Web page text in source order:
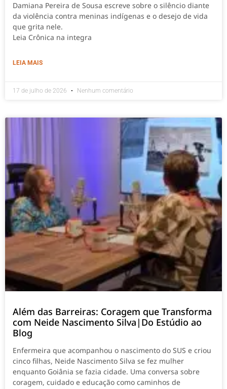
Damiana Pereira de Sousa escreve sobre o silêncio diante
da violência contra meninas indígenas e o desejo de vida
que grita nele.
Leia Crônica na integra
LEIA MAIS
17 de julho de 2026 Nenhum comentário
Além das Barreiras: Coragem que Transforma
com Neide Nascimento Silva|Do Estúdio ao
Blog
Enfermeira que acompanhou o nascimento do SUS e criou
cinco filhas, Neide Nascimento Silva se fez mulher
enquanto Goiânia se fazia cidade. Uma conversa sobre
coragem, cuidado e educação como caminhos de